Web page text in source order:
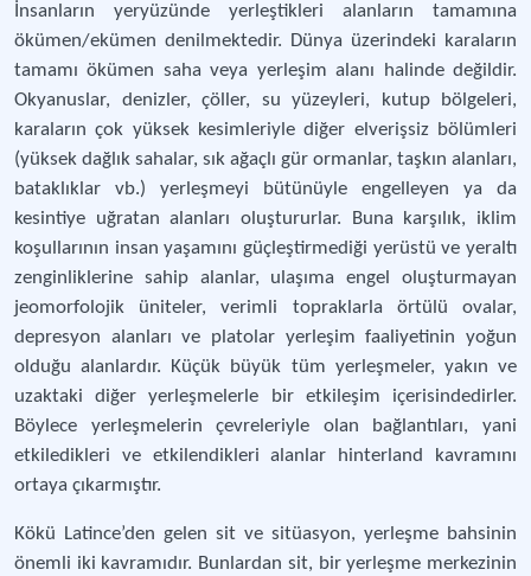
İnsanların yeryüzünde yerleştikleri alanların tamamına
ökümen/ekümen denilmektedir. Dünya üzerindeki karaların
tamamı ökümen saha veya yerleşim alanı halinde değildir.
Okyanuslar, denizler, çöller, su yüzeyleri, kutup bölgeleri,
karaların çok yüksek kesimleriyle diğer elverişsiz bölümleri
(yüksek dağlık sahalar, sık ağaçlı gür ormanlar, taşkın alanları,
bataklıklar vb.) yerleşmeyi bütünüyle engelleyen ya da
kesintiye uğratan alanları oluştururlar. Buna karşılık, iklim
koşullarının insan yaşamını güçleştirmediği yerüstü ve yeraltı
zenginliklerine sahip alanlar, ulaşıma engel oluşturmayan
jeomorfolojik üniteler, verimli topraklarla örtülü ovalar,
depresyon alanları ve platolar yerleşim faaliyetinin yoğun
olduğu alanlardır. Küçük büyük tüm yerleşmeler, yakın ve
uzaktaki diğer yerleşmelerle bir etkileşim içerisindedirler.
Böylece yerleşmelerin çevreleriyle olan bağlantıları, yani
etkiledikleri ve etkilendikleri alanlar hinterland kavramını
ortaya çıkarmıştır.
Kökü Latince’den gelen sit ve sitüasyon, yerleşme bahsinin
önemli iki kavramıdır. Bunlardan sit, bir yerleşme merkezinin